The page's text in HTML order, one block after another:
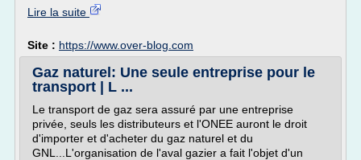
Lire la suite
Site : https://www.over-blog.com
Gaz naturel: Une seule entreprise pour le
transport | L ...
Le transport de gaz sera assuré par une entreprise
privée, seuls les distributeurs et l'ONEE auront le droit
d'importer et d'acheter du gaz naturel et du
GNL...L'organisation de l'aval gazier a fait l'objet d'un